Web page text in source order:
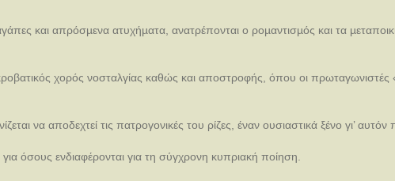
και απρόσµενα ατυχήµατα, ανατρέπονται ο ροµαντισµός και τα
χορός νοσταλγίας καθώς και αποστροφής, όπου οι πρωταγωνιστές
να αποδεχτεί τις πατρογονικές του ρίζες, έναν ουσιαστικά ξένο γι’ αυτόν
όσους ενδιαφέρονται για τη σύγχρονη κυπριακή ποίηση.